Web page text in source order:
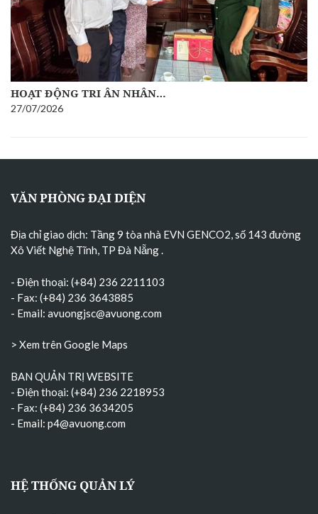
HOẠT ĐỘNG TRI ÂN NHÂN…
27/07/2026
VĂN PHÒNG ĐẠI DIỆN
Địa chỉ giao dịch: Tầng 9 tòa nhà EVN GENCO2, số 143 đường
Xô Viết Nghệ Tĩnh, TP Đà Nẵng.
- Điện thoại: (+84) 236 2211103
- Fax: (+84) 236 3643885
- Email: avuongjsc@avuong.com
> Xem trên Google Maps
BAN QUẢN TRỊ WEBSITE
- Điện thoại: (+84) 236 2218953
- Fax: (+84) 236 3634205
- Email: p4@avuong.com
HỆ THỐNG QUẢN LÝ